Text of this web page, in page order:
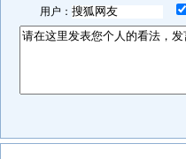
用户：